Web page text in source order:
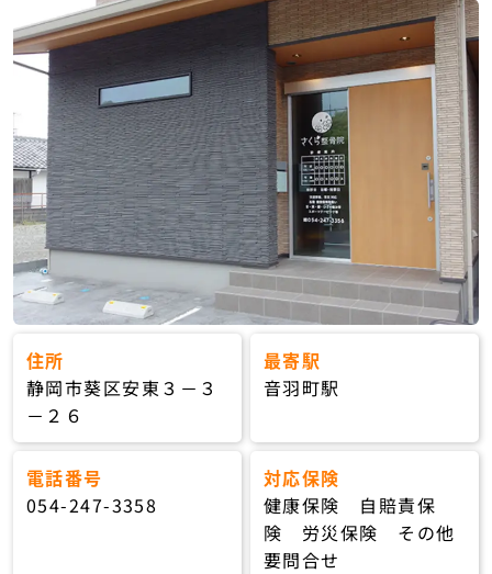
住所
静岡市葵区安東３－３
－２６
最寄駅
音羽町駅
電話番号
054-247-3358
対応保険
健康保険 自賠責保
険 労災保険 その他
要問合せ